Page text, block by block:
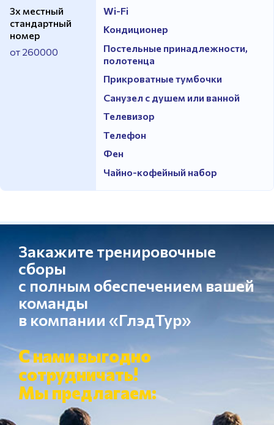
3х местный
стандартный
номер
от 260000
Wi-Fi
Кондиционер
Постельные принадлежности,
полотенца
Прикроватные тумбочки
Санузел с душем или ванной
Телевизор
Телефон
Фен
Чайно-кофейный набор
Закажите тренировочные
сборы
с полным обеспечением вашей
команды
в компании «ГлэдТур»
С нами выгодно
сотрудничать!
Мы предлагаем: